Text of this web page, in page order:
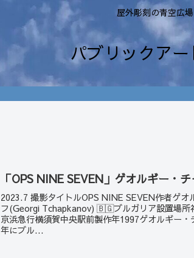
屋外彫刻の青空広場
パブリックア
「OPS NINE SEVEN」ゲオルギー・
2023.7 撮影タイトルOPS NINE SEVEN作者ゲオ
フ(Georgi Tchapkanov) 🇧🇬ブルガリア設置場所
京浜急行横須賀中央駅前製作年1997ゲオルギー
年にブル...